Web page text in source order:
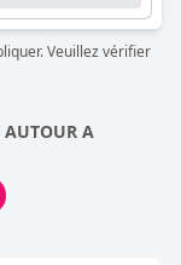
Veuillez vérifier
AUTOUR A